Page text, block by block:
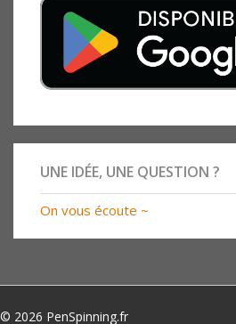
UNE IDÉE, UNE QUESTION ?
On vous écoute ~
© 2026 PenSpinning.fr